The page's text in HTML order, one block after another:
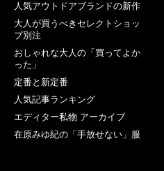
人気アウトドアブランドの新作
大人が買うべきセレクトショッ
プ別注
おしゃれな大人の「買ってよか
った」
定番と新定番
人気記事ランキング
エディター私物 アーカイブ
在原みゆ紀の「手放せない」服